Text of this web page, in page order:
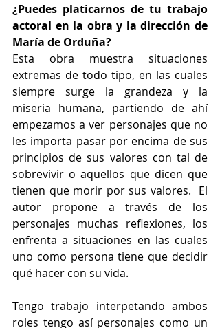
¿Puedes platicarnos de tu trabajo
actoral en la obra y la dirección de
María de Orduña?
Esta obra muestra situaciones
extremas de todo tipo, en las cuales
siempre surge la grandeza y la
miseria humana, partiendo de ahí
empezamos a ver personajes que no
les importa pasar por encima de sus
principios de sus valores con tal de
sobrevivir o aquellos que dicen que
tienen que morir por sus valores.  El
autor propone a través de los
personajes muchas reflexiones, los
enfrenta a situaciones en las cuales
uno como persona tiene que decidir
qué hacer con su vida.
Tengo trabajo interpetando ambos
roles tengo así personajes como un